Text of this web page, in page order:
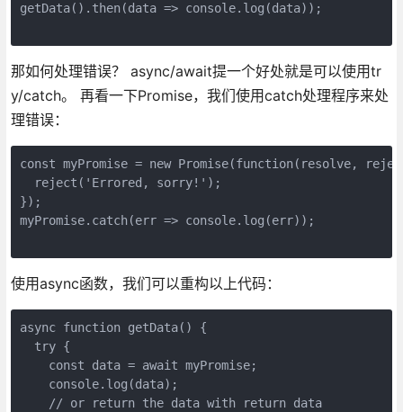
getData().then(data => console.log(data));
那如何处理错误？ async/await提一个好处就是可以使用tr
y/catch。 再看一下Promise，我们使用catch处理程序来处
理错误：
const myPromise = new Promise(function(resolve,
  reject('Errored, sorry!');
});
myPromise.catch(err => console.log(err));
使用async函数，我们可以重构以上代码：
async function getData() {
  try {
    const data = await myPromise;
    console.log(data);
    // or return the data with return data